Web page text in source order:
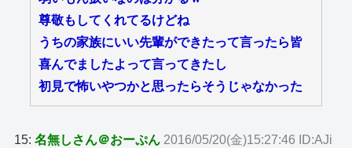
尊敬もしてくれてるけどね
うちの家族にいい先輩ができたって言ったら皆
喜んでましたよって言ってきたし
初見で怖いやつかと思ったらそうじゃなかった
15:名無しさん＠おーぷん 2016/05/20(金)15:27:46 ID:AJi